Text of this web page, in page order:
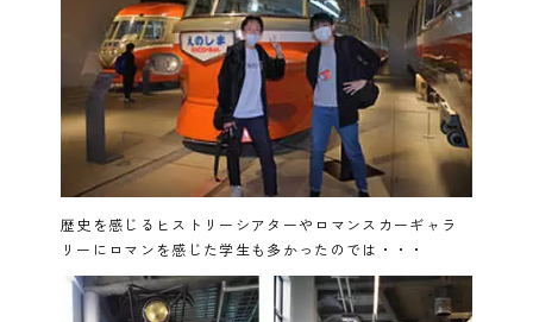
歴史を感じるヒストリーシアターやロマンスカーギャラ
リーにロマンを感じた学生も多かったのでは・・・